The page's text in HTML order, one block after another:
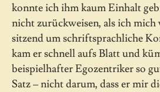
konnte ich ihm kaum Einhalt
nicht zurückweisen, als ich mich
sitzend um schriftsprachliche
kam er schnell aufs Blatt und
beispielhafter Egozentriker so
Satz – nicht darum, dass er mir